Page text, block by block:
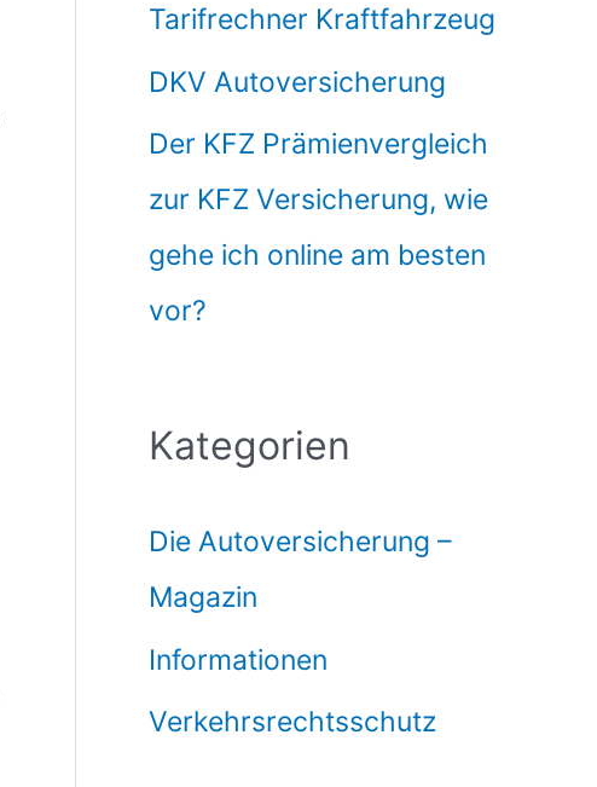
Tarifrechner Kraftfahrzeug
DKV Autoversicherung
Der KFZ Prämienvergleich
zur KFZ Versicherung, wie
gehe ich online am besten
vor?
Kategorien
Die Autoversicherung –
Magazin
Informationen
Verkehrsrechtsschutz